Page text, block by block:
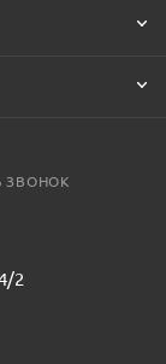
ЗВОНОК
2